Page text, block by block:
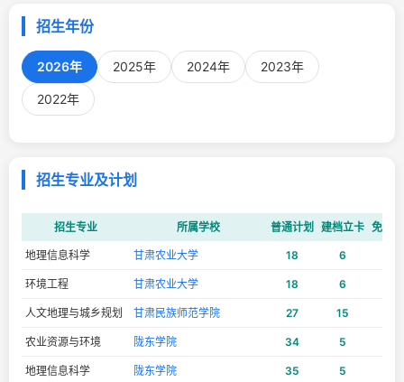
招生年份
2026年 2025年 2024年 2023年
2022年
招生专业及计划
招生专业 所属学校 普通计划 建档立卡 免试
地理信息科学 甘肃农业大学 18 6
环境工程 甘肃农业大学 18 6
人文地理与城乡规划 甘肃民族师范学院 27 15
农业资源与环境 陇东学院 34 5
地理信息科学 陇东学院 35 5